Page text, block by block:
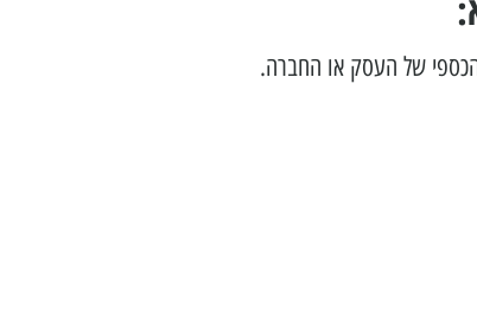
של העסק או החברה.